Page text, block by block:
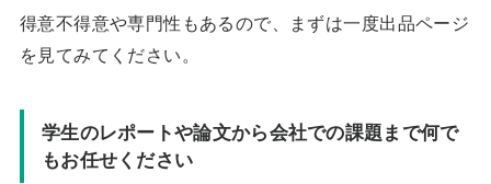
得意不得意や専門性もあるので、まずは一度出品ページ
を見てみてください。
学生のレポートや論文から会社での課題まで何で
もお任せください